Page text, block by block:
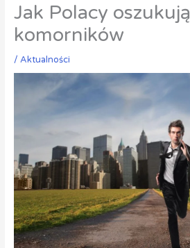
Jak Polacy oszukują
komorników
/ Aktualności